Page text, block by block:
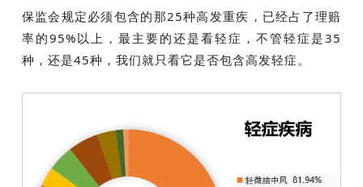
保监会规定必须包含的那25种高发重疾，已经占了理赔
率的95%以上，最主要的还是看轻症，不管轻症是35
种，还是45种，我们就只看它是否包含高发轻症。